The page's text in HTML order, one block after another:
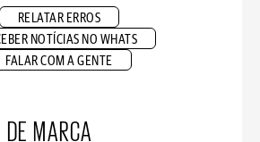
RELATAR ERROS
NOTÍCIAS NO WHATS
FALAR COM A GENTE
DE MARCA